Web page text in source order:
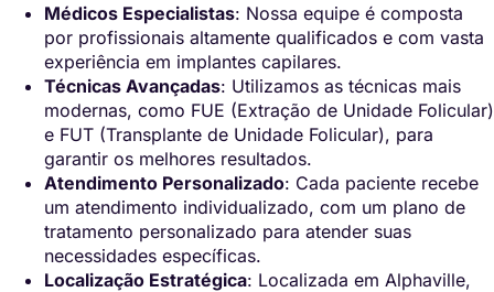
Médicos Especialistas: Nossa equipe é composta
por profissionais altamente qualificados e com vasta
experiência em implantes capilares.
Técnicas Avançadas: Utilizamos as técnicas mais
modernas, como FUE (Extração de Unidade Folicular)
e FUT (Transplante de Unidade Folicular), para
garantir os melhores resultados.
Atendimento Personalizado: Cada paciente recebe
um atendimento individualizado, com um plano de
tratamento personalizado para atender suas
necessidades específicas.
Localização Estratégica: Localizada em Alphaville,